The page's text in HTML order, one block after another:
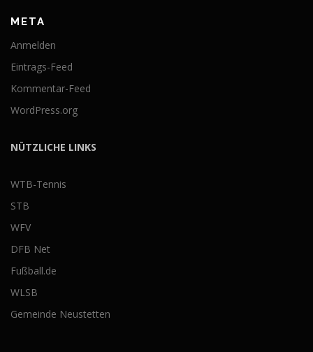
META
Anmelden
Eintrags-Feed
Kommentar-Feed
WordPress.org
NÜTZLICHE LINKS
WTB-Tennis
STB
WFV
DFB Net
Fußball.de
WLSB
Gemeinde Neustetten